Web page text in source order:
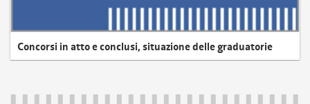
Concorsi in atto e conclusi, situazione delle graduatorie